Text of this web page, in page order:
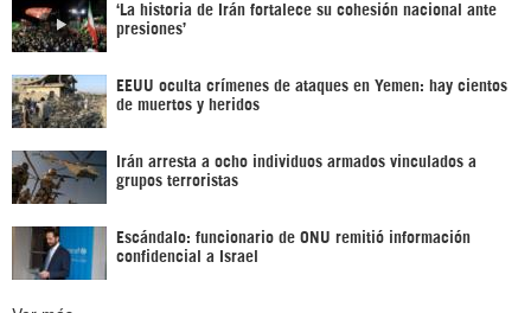
‘La historia de Irán fortalece su cohesión nacional ante
presiones’
EEUU oculta crímenes de ataques en Yemen: hay cientos
de muertos y heridos
Irán arresta a ocho individuos armados vinculados a
grupos terroristas
Escándalo: funcionario de ONU remitió información
confidencial a Israel